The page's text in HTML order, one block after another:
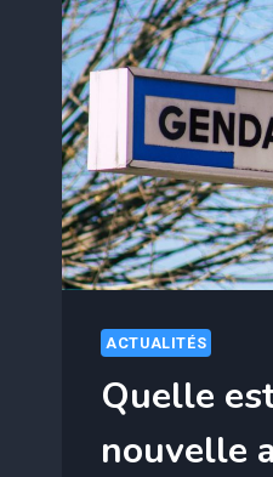
ACTUALITÉS
Quelle
nouvelle